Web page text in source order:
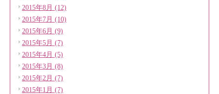
2015年8月 (12)
2015年7月 (10)
2015年6月 (9)
2015年5月 (7)
2015年4月 (5)
2015年3月 (8)
2015年2月 (7)
2015年1月 (7)